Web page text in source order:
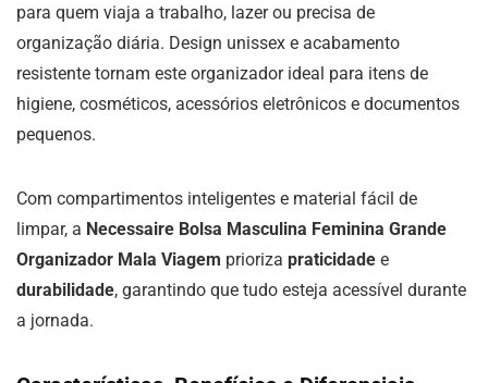
para quem viaja a trabalho, lazer ou precisa de
organização diária. Design unissex e acabamento
resistente tornam este organizador ideal para itens de
higiene, cosméticos, acessórios eletrônicos e documentos
pequenos.
Com compartimentos inteligentes e material fácil de
limpar, a Necessaire Bolsa Masculina Feminina Grande
Organizador Mala Viagem prioriza praticidade e
durabilidade, garantindo que tudo esteja acessível durante
a jornada.